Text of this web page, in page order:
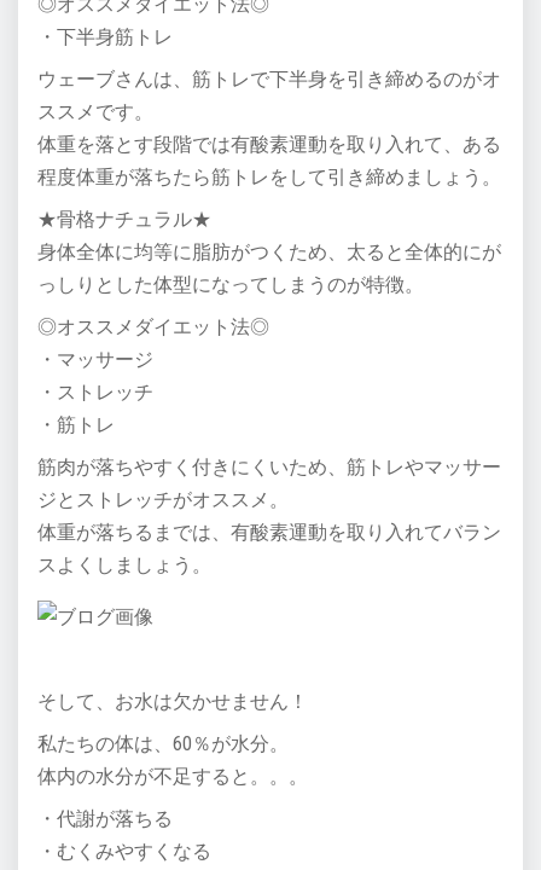
◎オススメダイエット法◎
・下半身筋トレ
ウェーブさんは、筋トレで下半身を引き締めるのがオ
ススメです。
体重を落とす段階では有酸素運動を取り入れて、ある
程度体重が落ちたら筋トレをして引き締めましょう。
★骨格ナチュラル★
身体全体に均等に脂肪がつくため、太ると全体的にが
っしりとした体型になってしまうのが特徴。
◎オススメダイエット法◎
・マッサージ
・ストレッチ
・筋トレ
筋肉が落ちやすく付きにくいため、筋トレやマッサー
ジとストレッチがオススメ。
体重が落ちるまでは、有酸素運動を取り入れてバラン
スよくしましょう。
そして、お水は欠かせません！
私たちの体は、60％が水分。
体内の水分が不足すると。。。
・代謝が落ちる
・むくみやすくなる